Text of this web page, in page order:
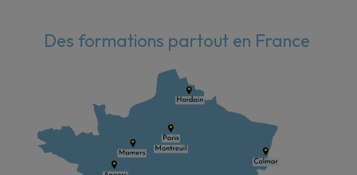
Des formations partout en France